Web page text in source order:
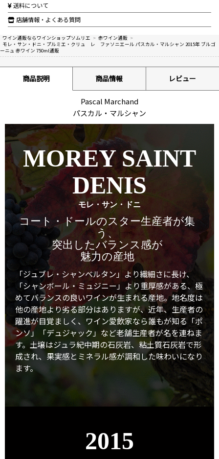
送料について
店舗情報・よくある質問
ワイン通販ならワインショップソムリエ > 赤ワイン通販 >
モレ・サン・ドニ・プルミエ・クリュ レ ファソニエール パスカル・マルシャン 2015年 ブルゴ
ーニュ 赤ワイン 750ml通販
商品説明 商品情報 レビュー
Pascal Marchand
パスカル・マルシャン
MOREY SAINT
DENIS
モレ・サン・ドニ
コート・ドールのスター生産者が集
う、
突出したバランス感が
魅力の産地
「ジュブレ・シャンベルタン」より繊細さに長け、
「シャンボール・ミュジニー」より重厚感がある、極
めてバランスの良いワインが生まれる産地。地名度は
他の産地より劣る部分はありますが、近年、生産者の
躍進が目覚ましく、ワイン愛飲家なら誰もが知る「ポ
ンソ」「デュジャック」など老舗生産者が名を連ねま
す。土壌はジュラ紀中期の石灰岩、粘土質石灰岩で形
成され、果実感とミネラル感が調和した味わいになり
ます。
2015